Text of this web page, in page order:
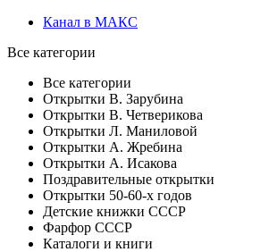
Канал в МАКС
Все категории
Все категории
Открытки В. Зарубина
Открытки В. Четверикова
Открытки Л. Маниловой
Открытки А. Жребина
Открытки А. Исакова
Поздравительные открытки
Открытки 50-60-х годов
Детские книжки СССР
Фарфор СССР
Каталоги и книги